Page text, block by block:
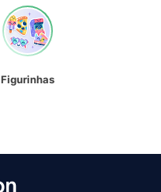
Figurinhas